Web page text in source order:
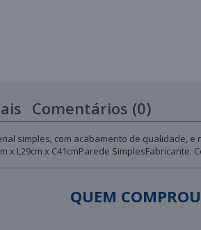
Comentários (0)
simples, com acabamento de qualidade,
x L29cm x C41cmParede SimplesFabricante:
QUEM